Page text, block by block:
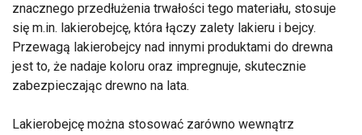
znacznego przedłużenia trwałości tego materiału, stosuje
się m.in. lakierobejcę, która łączy zalety lakieru i bejcy.
Przewagą lakierobejcy nad innymi produktami do drewna
jest to, że nadaje koloru oraz impregnuje, skutecznie
zabezpieczając drewno na lata.
Lakierobejcę można stosować zarówno wewnątrz